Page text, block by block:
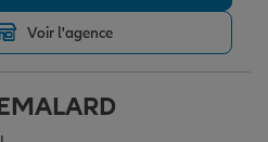
Voir l'agence